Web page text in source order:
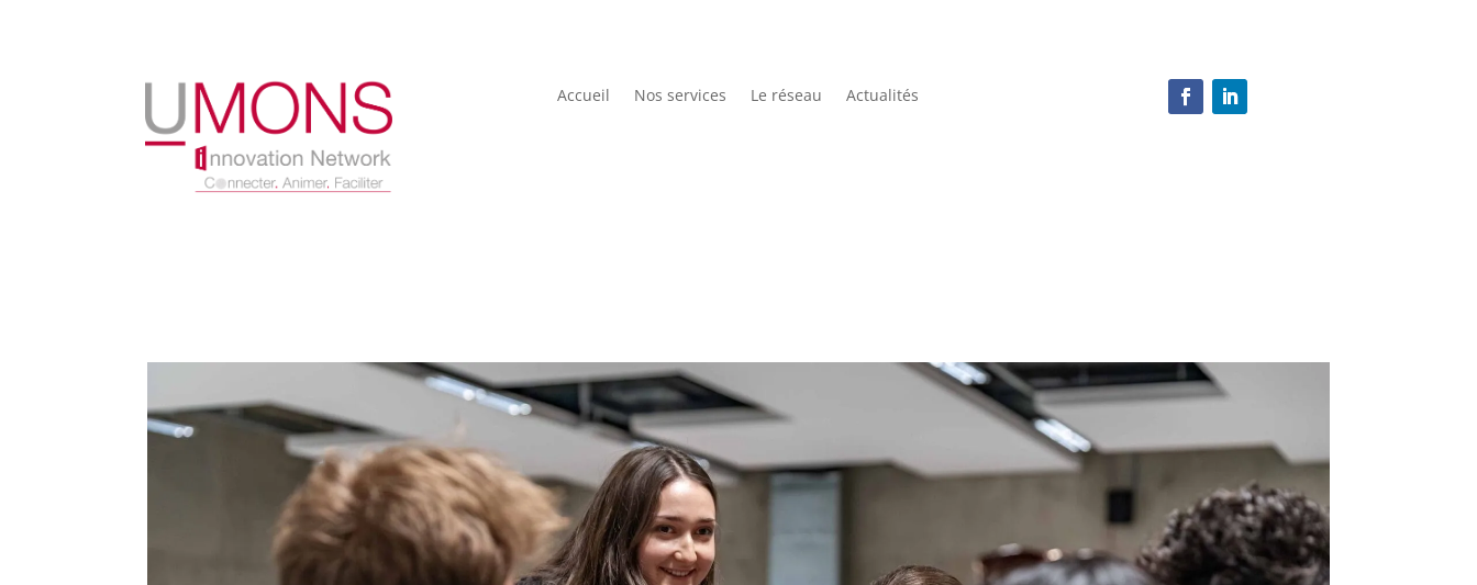
Accueil Nos services Le réseau Actualités